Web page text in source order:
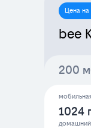
Цена на
bee
200
1024
домашний